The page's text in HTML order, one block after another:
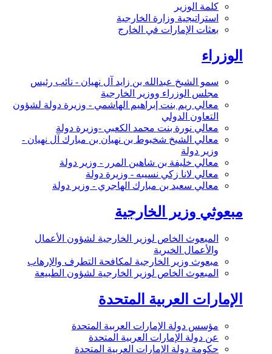
كلمة الوزير
استراتيجية وزارة الخارجية
بعثات الإمارات في الخارج
الوزراء
سمو الشيخ عبدالله بن زايد آل نهيان - نائب رئيس
مجلس الوزراء ووزير الخارجية
معالي ريم بنت إبراهيم الهاشمي - وزيرة دولة لشؤون
التعاون الدولي
معالي نورة بنت محمد الكعبي -وزيرة دولة
معالي الشيخ شخبوط بن نهيان بن مبارك آل نهيان -
وزير دولة
معالي خليفة بن شاهين المرر - وزير دولة
معالي لانا زكي نسيبه - وزيرة دولة
معالي سعيد بن مبارك الهاجري - وزير دولة
مبعوثي وزير الخارجية
المبعوث الخاص لوزير الخارجية لشؤون الأعمال
والأعمال الخيرية
مبعوث وزير الخارجية لمكافحة التطرف والإرهاب
المبعوث الخاص لوزير الخارجية لشؤون الطبيعة
الإمارات العربية المتحدة
مؤسس دولة الإمارات العربية المتحدة
عن دولة الإمارات العربية المتحدة
حكومة دولة الإمارات العربية المتحدة